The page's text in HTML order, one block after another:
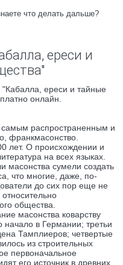
что делать дальше?
ереси и
ереси и тайные
онлайн.
распространенным и
франкмасонство.
лет. О происхождении и
на всех языках.
масонства сумели создать
что многие, даже, по-
до сих пор еще не
общества.
масонства коварству
начало в Германии; третьи
Тамплиеров; четвертые
из строительных
первоначальное
его источник в древних